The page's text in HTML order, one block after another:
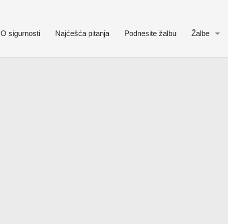
O sigurnosti Najćešća pitanja Podnesite žalbu Žalbe